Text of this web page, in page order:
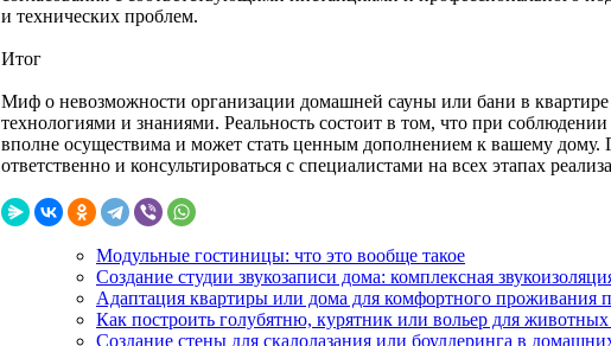
и технических проблем.
Итог
Миф о невозможности организации домашней сауны или бани в квартире
технологиями и знаниями. Реальность состоит в том, что при
вполне осуществима и может стать ценным дополнением к вашему дому.
ответственно и консультироваться с специалистами на всех этапах
Модульные гостиницы: что это вообще такое
Создание студии звукозаписи дома: комплексная
Адаптация квартиры или дома для комфортного проживания
Как построить голубятню, курятник или вольер для животных
Создание стены для скалолазания или боулдеринга в